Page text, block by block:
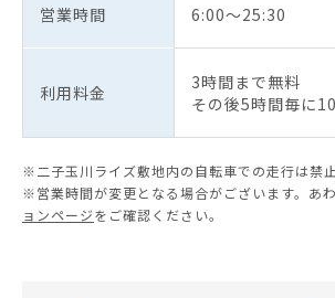
営業時間 6:00～25:30
利用料金
3時間まで無料
その後5時間毎に
※二子玉川ライズ敷地内の自転車での走行は禁止
※営業時間が変更となる場合がございます。あ
ョンページをご確認ください。